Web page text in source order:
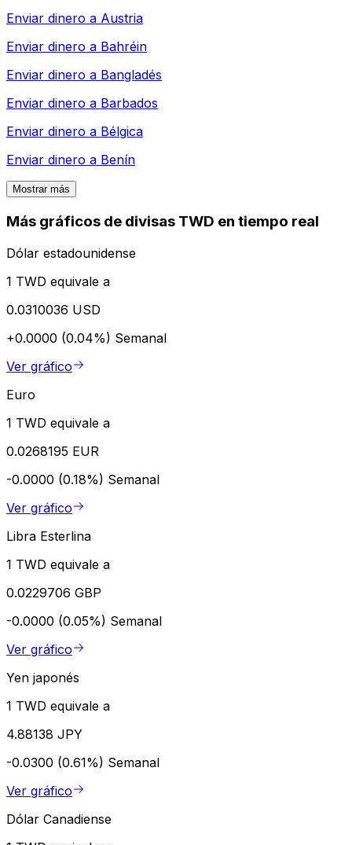
Enviar dinero a Austria
Enviar dinero a Bahréin
Enviar dinero a Bangladés
Enviar dinero a Barbados
Enviar dinero a Bélgica
Enviar dinero a Benín
Mostrar más
Más gráficos de divisas TWD en tiempo real
Dólar estadounidense
1 TWD equivale a
0.0310036 USD
+0.0000 (0.04%) Semanal
Ver gráfico
Euro
1 TWD equivale a
0.0268195 EUR
-0.0000 (0.18%) Semanal
Ver gráfico
Libra Esterlina
1 TWD equivale a
0.0229706 GBP
-0.0000 (0.05%) Semanal
Ver gráfico
Yen japonés
1 TWD equivale a
4.88138 JPY
-0.0300 (0.61%) Semanal
Ver gráfico
Dólar Canadiense